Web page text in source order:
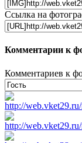
Ссылка на
Комментарии к
Комментариев к